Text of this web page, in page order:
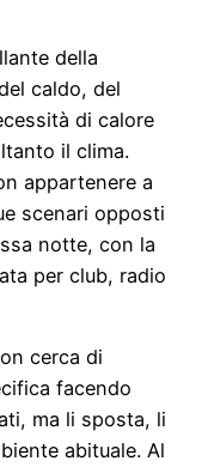
della
caldo, del
di calore
il clima.
appartenere a
scenari opposti
notte, con la
per club, radio
cerca di
facendo
ma li sposta, li
abituale. Al